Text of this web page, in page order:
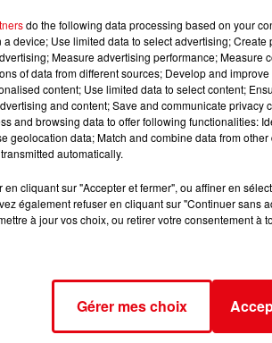
do the following data processing based on your
device; Use limited data to select advertising;
Measure advertising performance; Measure
of data from different sources; Develop and
content; Use limited data to select content;
and content; Save and communicate
and browsing data to offer following functionalities:
geolocation data; Match and combine data from
automatically.
en cliquant sur "Accepter et fermer", ou affiner en
également refuser en cliquant sur "Continuer sans
à jour vos choix, ou retirer votre consentement à
Gérer mes choix